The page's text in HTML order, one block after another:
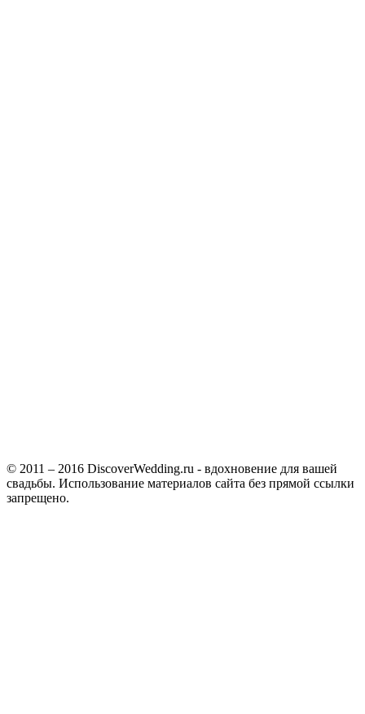
© 2011 – 2016 DiscoverWedding.ru - вдохновение для вашей
свадьбы. Использование материалов сайта без прямой ссылки
запрещено.